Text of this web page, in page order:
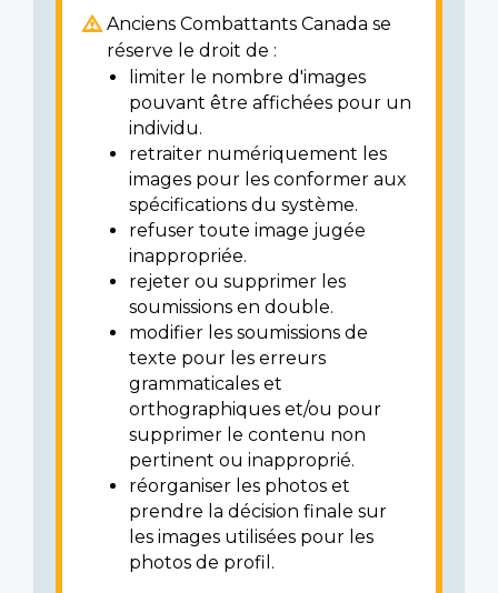
Anciens Combattants Canada se
réserve le droit de :
limiter le nombre d'images
pouvant être affichées pour un
individu.
retraiter numériquement les
images pour les conformer aux
spécifications du système.
refuser toute image jugée
inappropriée.
rejeter ou supprimer les
soumissions en double.
modifier les soumissions de
texte pour les erreurs
grammaticales et
orthographiques et/ou pour
supprimer le contenu non
pertinent ou inapproprié.
réorganiser les photos et
prendre la décision finale sur
les images utilisées pour les
photos de profil.